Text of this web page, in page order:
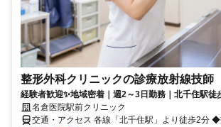
整形外科クリニックの診療放射線技師
経験者歓迎✨地域密着｜週2～3日勤務｜北千住駅徒
名倉医院駅前クリニック
交通・アクセス 各線「北千住駅」より徒歩2分